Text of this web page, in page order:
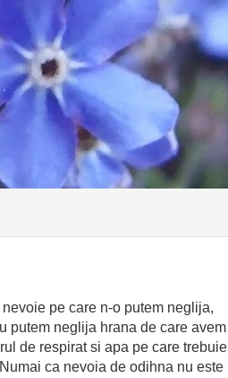
pe care n-o putem neglija,
putem neglija hrana de care avem
de respirat si apa pe care trebuie
ca nevoia de odihna nu este